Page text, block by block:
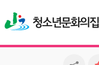
청소년문화의집